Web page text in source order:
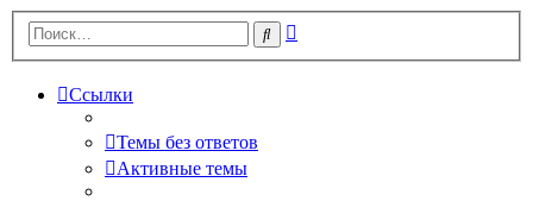
Поиск
Ссылки
Темы без ответов
Активные темы